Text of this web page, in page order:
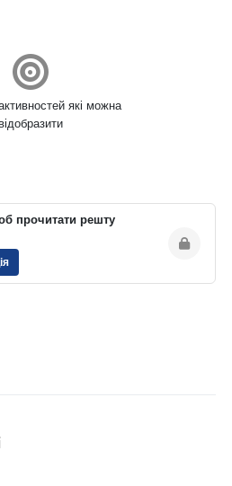
які можна
відобразити
прочитати решту